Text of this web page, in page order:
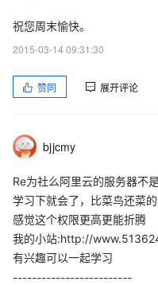
祝您周末愉快。
2015-03-14 09:31:30
赞同 展开评论
bjjcmy
Re为社么阿里云的服务器不
学习下就会了，比菜鸟还菜的
感觉这个权限更高更能折腾
我的小站:http://
有兴趣可以一起学习
-------------------------